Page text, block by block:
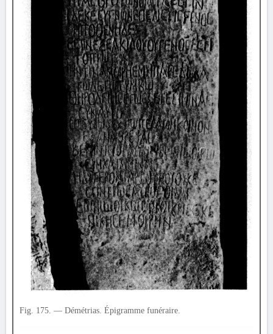
Fig. 175. — Démétrias. Épigramme funéraire.